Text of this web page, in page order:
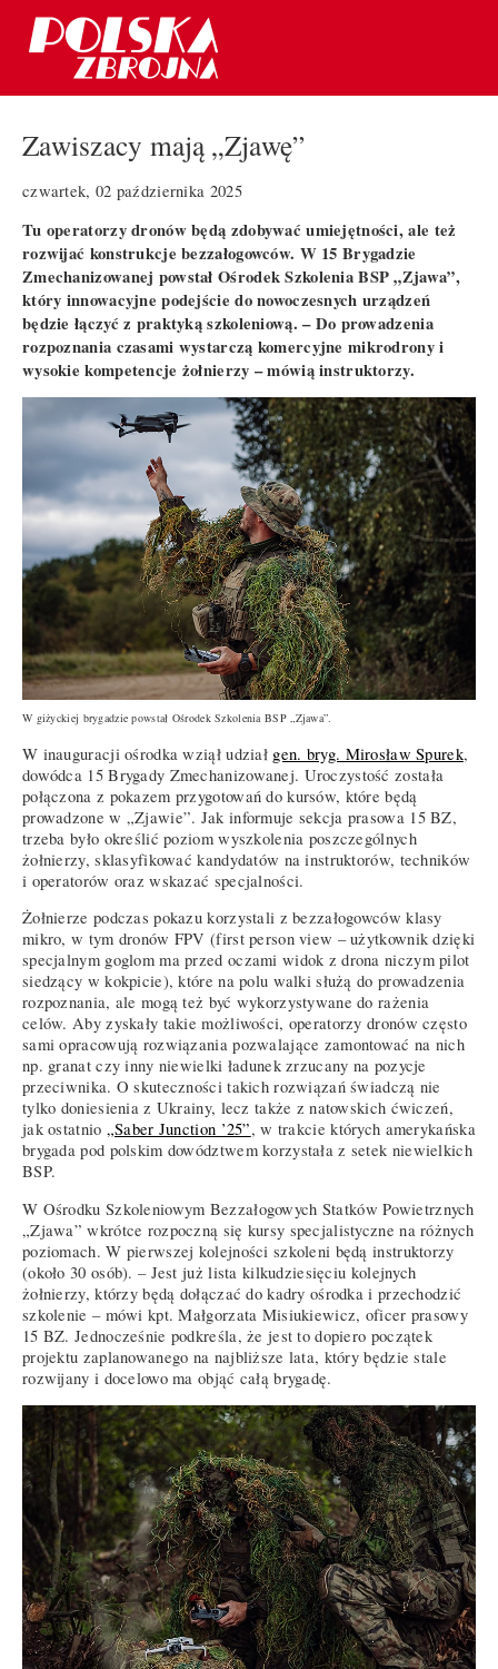
Zawiszacy mają „Zjawę”
czwartek, 02 października 2025
Tu operatorzy dronów będą zdobywać umiejętności, ale też
rozwijać konstrukcje bezzałogowców. W 15 Brygadzie
Zmechanizowanej powstał Ośrodek Szkolenia BSP „Zjawa”,
który innowacyjne podejście do nowoczesnych urządzeń
będzie łączyć z praktyką szkoleniową. – Do prowadzenia
rozpoznania czasami wystarczą komercyjne mikrodrony i
wysokie kompetencje żołnierzy – mówią instruktorzy.
W giżyckiej brygadzie powstał Ośrodek Szkolenia BSP „Zjawa”.
W inauguracji ośrodka wziął udział gen. bryg. Mirosław Spurek,
dowódca 15 Brygady Zmechanizowanej. Uroczystość została
połączona z pokazem przygotowań do kursów, które będą
prowadzone w „Zjawie”. Jak informuje sekcja prasowa 15 BZ,
trzeba było określić poziom wyszkolenia poszczególnych
żołnierzy, sklasyfikować kandydatów na instruktorów, techników
i operatorów oraz wskazać specjalności.
Żołnierze podczas pokazu korzystali z bezzałogowców klasy
mikro, w tym dronów FPV (first person view – użytkownik dzięki
specjalnym goglom ma przed oczami widok z drona niczym pilot
siedzący w kokpicie), które na polu walki służą do prowadzenia
rozpoznania, ale mogą też być wykorzystywane do rażenia
celów. Aby zyskały takie możliwości, operatorzy dronów często
sami opracowują rozwiązania pozwalające zamontować na nich
np. granat czy inny niewielki ładunek zrzucany na pozycje
przeciwnika. O skuteczności takich rozwiązań świadczą nie
tylko doniesienia z Ukrainy, lecz także z natowskich ćwiczeń,
jak ostatnio „Saber Junction ’25”, w trakcie których amerykańska
brygada pod polskim dowództwem korzystała z setek niewielkich
BSP.
W Ośrodku Szkoleniowym Bezzałogowych Statków Powietrznych
„Zjawa” wkrótce rozpoczną się kursy specjalistyczne na różnych
poziomach. W pierwszej kolejności szkoleni będą instruktorzy
(około 30 osób). – Jest już lista kilkudziesięciu kolejnych
żołnierzy, którzy będą dołączać do kadry ośrodka i przechodzić
szkolenie – mówi kpt. Małgorzata Misiukiewicz, oficer prasowy
15 BZ. Jednocześnie podkreśla, że jest to dopiero początek
projektu zaplanowanego na najbliższe lata, który będzie stale
rozwijany i docelowo ma objąć całą brygadę.